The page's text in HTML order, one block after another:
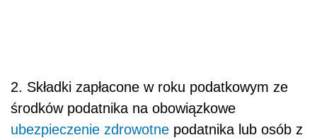
2. Składki zapłacone w roku podatkowym ze
środków podatnika na obowiązkowe
ubezpieczenie zdrowotne podatnika lub osób z